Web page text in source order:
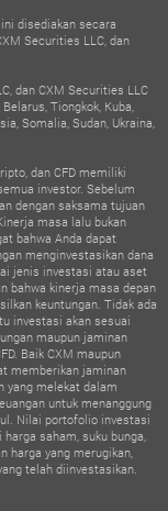
disediakan secara
Securities LLC, dan
dan CXM Securities LLC
Tiongkok, Kuba,
Somalia, Sudan, Ukraina,
dan CFD memiliki
investor. Sebelum
dengan saksama tujuan
masa lalu bukan
bahwa Anda dapat
menginvestasikan dana
jenis investasi atau aset
bahwa kinerja masa depan
keuntungan. Tidak ada
investasi akan sesuai
maupun jaminan
Baik CXM maupun
memberikan jaminan
yang melekat dalam
untuk menanggung
Nilai portofolio investasi
saham, suku bunga,
harga yang merugikan,
telah diinvestasikan.